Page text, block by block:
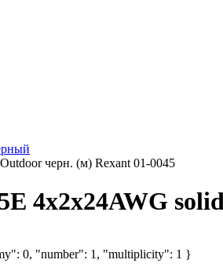
черн. (м) Rexant 01-0045
4х2х24AWG
0, "number": 1, "multiplicity": 1 }